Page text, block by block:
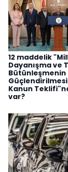
12 maddelik
Dayanışma ve
Bütünleşmenin
Kanun
var?